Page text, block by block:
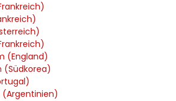
(England)
(Südkorea)
(Argentinien)